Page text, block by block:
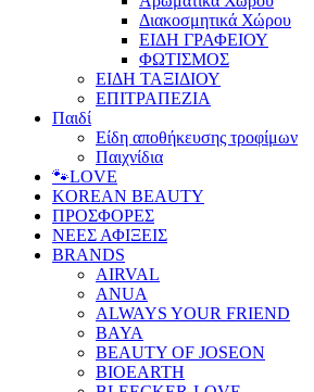
Διακοσμητικά Χώρου
ΕΙΔΗ ΓΡΑΦΕΙΟΥ
ΦΩΤΙΣΜΟΣ
ΕΙΔΗ ΤΑΞΙΔΙΟΥ
ΕΠΙΤΡΑΠΕΖΙΑ
Παιδί
Είδη αποθήκευσης τροφίμων
Παιχνίδια
🐾LOVE
KOREAN BEAUTY
ΠΡΟΣΦΟΡΕΣ
ΝΕΕΣ ΑΦΙΞΕΙΣ
BRANDS
AIRVAL
ANUA
ALWAYS YOUR FRIEND
BAYA
BEAUTY OF JOSEON
BIOEARTH